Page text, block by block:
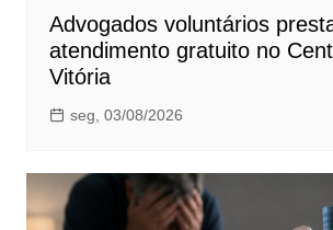
Advogados voluntários
atendimento gratuito no
Vitória
seg, 03/08/2026